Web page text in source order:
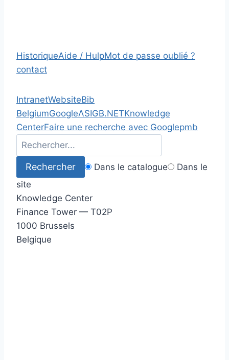
HistoriqueAide / HulpMot de passe oublié ?
contact
IntranetWebsiteBib
BelgiumGoogleΛSIGB.NETKnowledge
CenterFaire une recherche avec Googlepmb
Dans le catalogue
Dans le
site
Knowledge Center
Finance Tower — T02P
1000 Brussels
Belgique